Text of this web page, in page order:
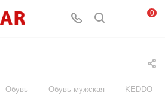
0
Обувь — Обувь мужская — KEDDO